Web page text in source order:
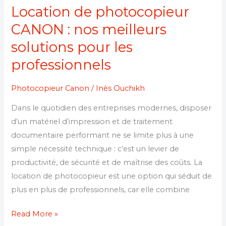
Location de photocopieur
CANON : nos meilleurs
solutions pour les
professionnels
Photocopieur Canon / Inès Ouchikh
Dans le quotidien des entreprises modernes, disposer
d’un matériel d’impression et de traitement
documentaire performant ne se limite plus à une
simple nécessité technique : c’est un levier de
productivité, de sécurité et de maîtrise des coûts. La
location de photocopieur est une option qui séduit de
plus en plus de professionnels, car elle combine
Read More »